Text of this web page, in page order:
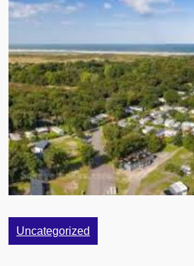
Uncategorized